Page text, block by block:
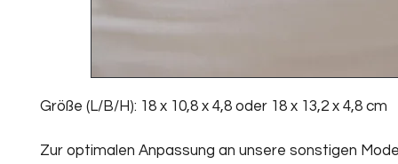
Größe (L/B/H): 18 x 10,8 x 4,8 oder 18 x 13,2 x 4,8 cm
Zur optimalen Anpassung an unsere sonstigen